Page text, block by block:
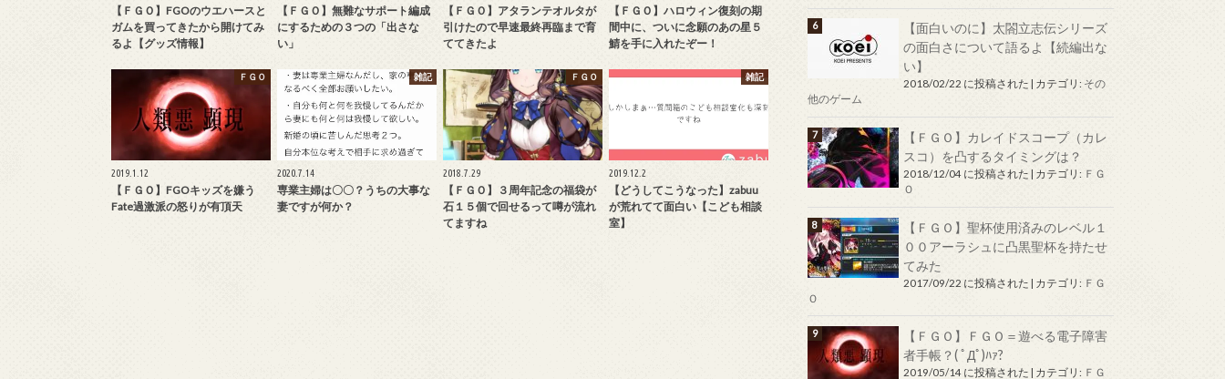
【ＦＧＯ】FGOのウエハースと
ガムを買ってきたから開けてみ
るよ【グッズ情報】
【ＦＧＯ】無難なサポート編成
にするための３つの「出さな
い」
【ＦＧＯ】アタランテオルタが
引けたので早速最終再臨まで育
ててきたよ
【ＦＧＯ】ハロウィン復刻の期
間中に、ついに念願のあの星５
鯖を手に入れたぞー！
ＦＧＯ
2019.1.12
【ＦＧＯ】FGOキッズを嫌う
Fate過激派の怒りが有頂天
雑記
2020.7.14
専業主婦は〇〇？うちの大事な
妻ですが何か？
ＦＧＯ
2018.7.29
【ＦＧＯ】３周年記念の福袋が
石１５個で回せるって噂が流れ
てますね
雑記
2019.12.2
【どうしてこうなった】zabuu
が荒れてて面白い【こども相談
室】
【面白いのに】太閤立志伝シリーズ
の面白さについて語るよ【続編出な
い】
2018/02/22 に投稿された カテゴリ: その
他のゲーム
【ＦＧＯ】カレイドスコープ（カレ
スコ）を凸するタイミングは？
2018/12/04 に投稿された | カテゴリ: ＦＧ
Ｏ
【ＦＧＯ】聖杯使用済みのレベル１
００アーラシュに凸黒聖杯を持たせ
てみた
2017/09/22 に投稿された | カテゴリ: ＦＧ
Ｏ
【ＦＧＯ】ＦＧＯ＝遊べる電子障害
者手帳？( ﾟДﾟ)ﾊｧ?
2019/05/14 に投稿された カテゴリ: ＦＧ